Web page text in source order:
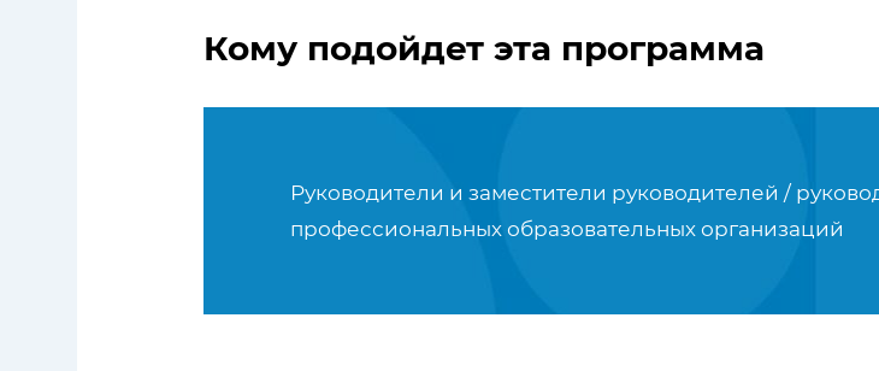
Кому подойдет эта программа
Руководители и заместители руководителей /
профессиональных образовательных организаций